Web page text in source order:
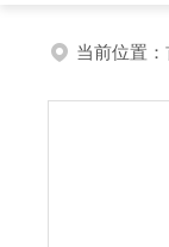
当前位置：